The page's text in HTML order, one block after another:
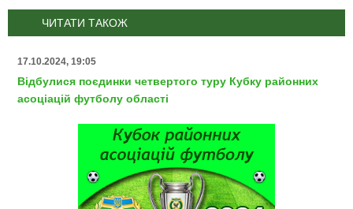
ЧИТАТИ ТАКОЖ
17.10.2024, 19:05
Відбулися поєдинки четвертого туру Кубку районних
асоціацій футболу області